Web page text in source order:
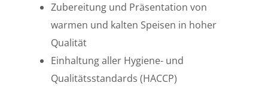
Zubereitung und Präsentation von
warmen und kalten Speisen in hoher
Qualität
Einhaltung aller Hygiene- und
Qualitätsstandards (HACCP)